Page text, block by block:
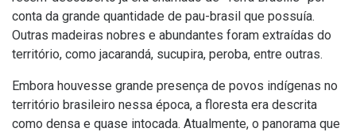
conta da grande quantidade de pau-brasil que possuía.
Outras madeiras nobres e abundantes foram extraídas do
território, como jacarandá, sucupira, peroba, entre outras.
Embora houvesse grande presença de povos indígenas no
território brasileiro nessa época, a floresta era descrita
como densa e quase intocada. Atualmente, o panorama que